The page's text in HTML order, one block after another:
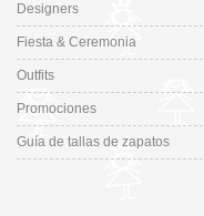
Designers
Fiesta & Ceremonia
Outfits
Promociones
Guía de tallas de zapatos